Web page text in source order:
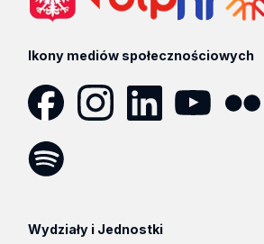
Ikony mediów społecznościowych
Wydziały i Jednostki